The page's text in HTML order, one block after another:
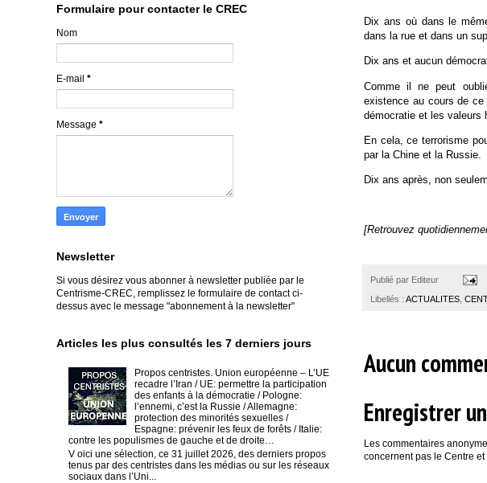
Dix ans où dans le
dans la rue et dans un
Dix ans et aucun
Comme il ne peut
existence au cours de ce
démocratie et les valeurs
En cela, ce terrorisme
par la Chine et la Russie.
Dix ans après, non
[Retrouvez
Publié par Editeur
Libellés : ACTUALITES
Aucun
Enregistrer
Les commentaires
concernent pas le Centre
Formulaire pour contacter le CREC
Nom
E-mail *
Message *
Newsletter
Si vous désirez vous abonner à newsletter publiée par le
Centrisme-CREC, remplissez le formulaire de contact ci-
dessus avec le message "abonnement à la newsletter"
Articles les plus consultés les 7 derniers jours
Propos centristes. Union européenne – L’UE
recadre l’Iran / UE: permettre la participation
des enfants à la démocratie / Pologne:
l’ennemi, c’est la Russie / Allemagne:
protection des minorités sexuelles /
Espagne: prévenir les feux de forêts / Italie:
contre les populismes de gauche et de droite…
V oici une sélection, ce 31 juillet 2026, des derniers propos
tenus par des centristes dans les médias ou sur les réseaux
sociaux dans l’Uni...